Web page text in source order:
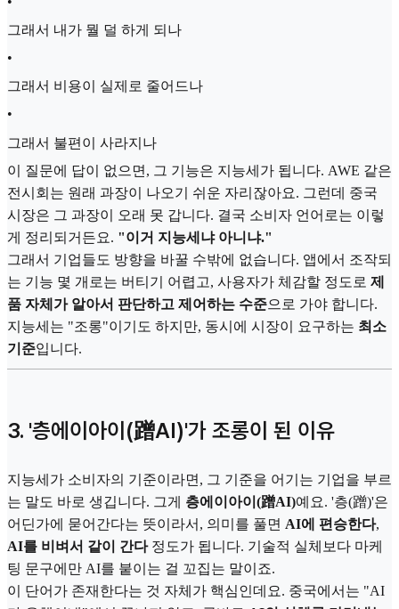
그래서 내가 뭘 덜 하게 되나
•
그래서 비용이 실제로 줄어드나
•
그래서 불편이 사라지나
이 질문에 답이 없으면, 그 기능은 지능세가 됩니다. AWE 같은
전시회는 원래 과장이 나오기 쉬운 자리잖아요. 그런데 중국
시장은 그 과장이 오래 못 갑니다. 결국 소비자 언어로는 이렇
게 정리되거든요. "이거 지능세냐 아니냐."
그래서 기업들도 방향을 바꿀 수밖에 없습니다. 앱에서 조작되
는 기능 몇 개로는 버티기 어렵고, 사용자가 체감할 정도로 제
품 자체가 알아서 판단하고 제어하는 수준으로 가야 합니다.
지능세는 "조롱"이기도 하지만, 동시에 시장이 요구하는 최소
기준입니다.
3. '층에이아이(蹭AI)'가 조롱이 된 이유
지능세가 소비자의 기준이라면, 그 기준을 어기는 기업을 부르
는 말도 바로 생깁니다. 그게 층에이아이(蹭AI)예요. '층(蹭)'은
어딘가에 묻어간다는 뜻이라서, 의미를 풀면 AI에 편승한다,
AI를 비벼서 같이 간다정도가 됩니다. 기술적 실체보다 마케
팅 문구에만 AI를 붙이는 걸 꼬집는 말이죠.
이 단어가 존재한다는 것 자체가 핵심인데요. 중국에서는 "AI